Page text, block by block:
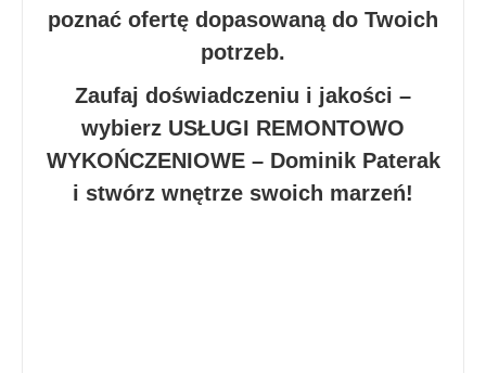
poznać ofertę dopasowaną do Twoich
potrzeb.
Zaufaj doświadczeniu i jakości –
wybierz USŁUGI REMONTOWO
WYKOŃCZENIOWE – Dominik Paterak
i stwórz wnętrze swoich marzeń!